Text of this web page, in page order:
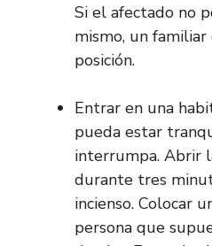
Si el afectado no
mismo, un
posición.
Entrar en una
pueda estar
interrumpa. Abrir
durante tres
incienso. Colocar
persona que